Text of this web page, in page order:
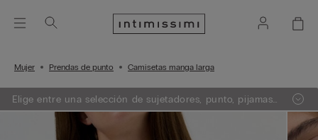
Mujer Prendas de punto Camisetas manga larga
Elige entre una selección de sujetadores, punto, pijamas
y lencería. Añade 3 artículos a tu carrito y obtén un 50%
de descuento en el de menor importe.